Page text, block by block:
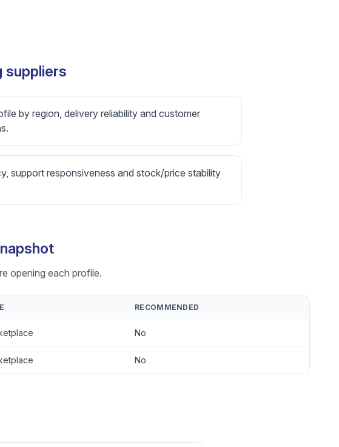
suppliers
by region, delivery reliability and customer
support responsiveness and stock/price stability
opening each profile.
RECOMMENDED
No
No